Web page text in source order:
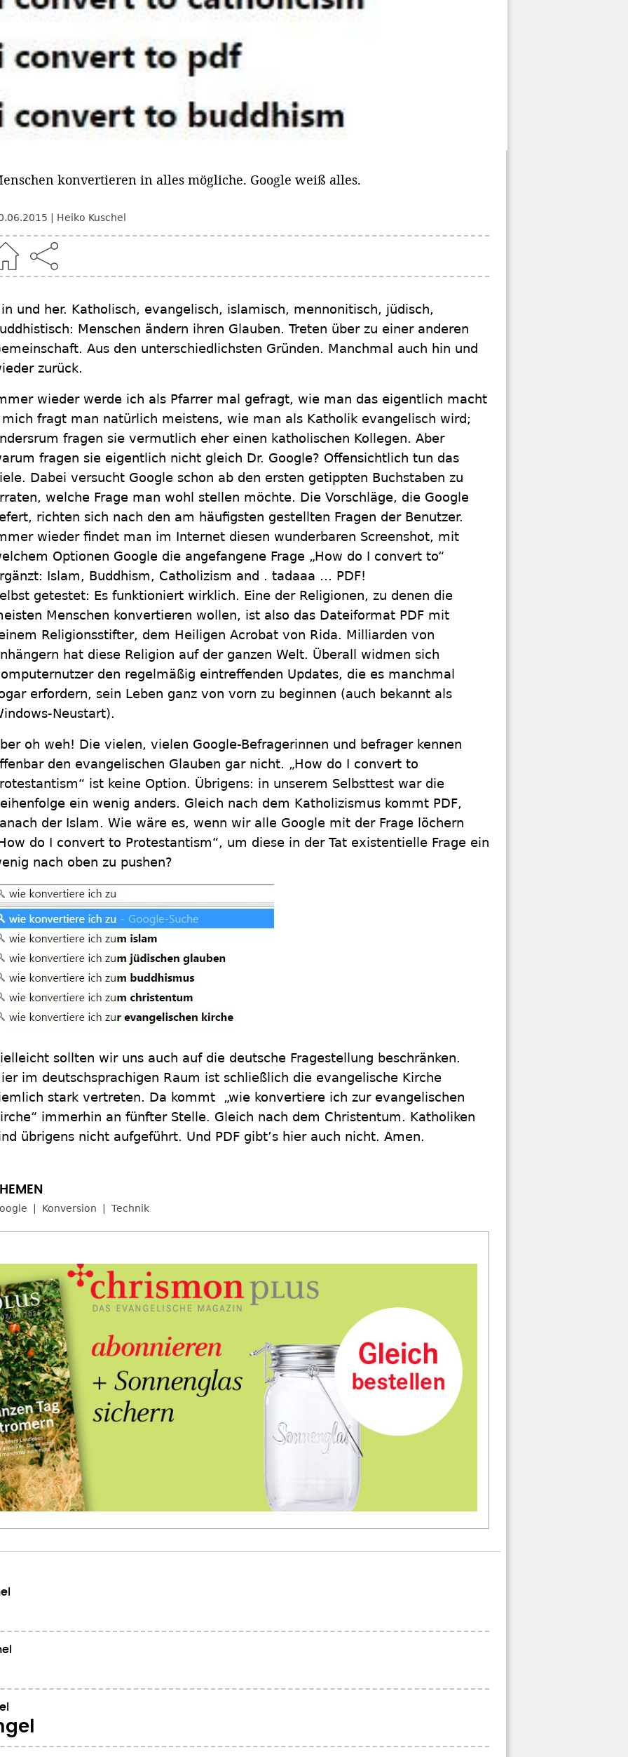
konvertieren in alles mögliche. Google weiß alles.
Heiko Kuschel
und her. Katholisch, evangelisch, islamisch, mennonitisch, jüdisch,
Menschen ändern ihren Glauben. Treten über zu einer anderen
Aus den unterschiedlichsten Gründen. Manchmal auch hin und
zurück.
wieder werde ich als Pfarrer mal gefragt, wie man das eigentlich macht
mich fragt man natürlich meistens, wie man als Katholik evangelisch wird;
fragen sie vermutlich eher einen katholischen Kollegen. Aber
fragen sie eigentlich nicht gleich Dr. Google? Offensichtlich tun das
Dabei versucht Google schon ab den ersten getippten Buchstaben zu
welche Frage man wohl stellen möchte. Die Vorschläge, die Google
richten sich nach den am häufigsten gestellten Fragen der Benutzer.
wieder findet man im Internet diesen wunderbaren Screenshot, mit
Optionen Google die angefangene Frage „How do I convert to“
Islam, Buddhism, Catholizism and . tadaaa … PDF!
getestet: Es funktioniert wirklich. Eine der Religionen, zu denen die
Menschen konvertieren wollen, ist also das Dateiformat PDF mit
Religionsstifter, dem Heiligen Acrobat von Rida. Milliarden von
hat diese Religion auf der ganzen Welt. Überall widmen sich
den regelmäßig eintreffenden Updates, die es manchmal
erfordern, sein Leben ganz von vorn zu beginnen (auch bekannt als
Neustart).
oh weh! Die vielen, vielen Google-Befragerinnen und befrager kennen
den evangelischen Glauben gar nicht. „How do I convert to
ist keine Option. Übrigens: in unserem Selbsttest war die
ein wenig anders. Gleich nach dem Katholizismus kommt PDF,
der Islam. Wie wäre es, wenn wir alle Google mit der Frage löchern
do I convert to Protestantism“, um diese in der Tat existentielle Frage ein
nach oben zu pushen?
sollten wir uns auch auf die deutsche Fragestellung beschränken.
im deutschsprachigen Raum ist schließlich die evangelische Kirche
stark vertreten. Da kommt „wie konvertiere ich zur evangelischen
immerhin an fünfter Stelle. Gleich nach dem Christentum. Katholiken
übrigens nicht aufgeführt. Und PDF gibt’s hier auch nicht. Amen.
Konversion Technik